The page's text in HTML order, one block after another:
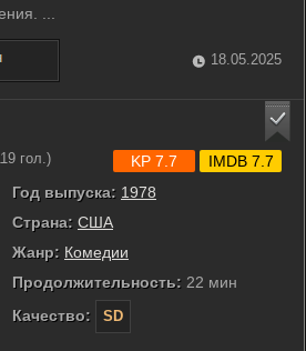
...
18.05.2025
гол.)
Год выпуска: 1978
Страна: США
Жанр: Комедии
Продолжительность: 22 мин
Качество:
SD
KP 7.7 IMDB 7.7